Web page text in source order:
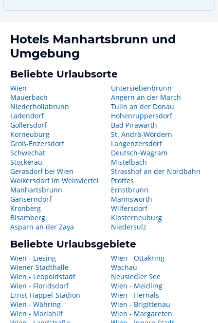
Hotels Manhartsbrunn und
Umgebung
Beliebte Urlaubsorte
Wien
Mauerbach
Niederhollabrunn
Ladendorf
Göllersdorf
Korneuburg
Groß-Enzersdorf
Schwechat
Stockerau
Gerasdorf bei Wien
Wolkersdorf im Weinviertel
Manhartsbrunn
Gänserndorf
Kronberg
Bisamberg
Asparn an der Zaya
Untersiebenbrunn
Angern an der March
Tulln an der Donau
Hohenruppersdorf
Bad Pirawarth
St. Andrä-Wördern
Langenzersdorf
Deutsch-Wagram
Mistelbach
Strasshof an der Nordbahn
Prottes
Ernstbrunn
Mannswörth
Wilfersdorf
Klosterneuburg
Niedersulz
Beliebte Urlaubsgebiete
Wien - Liesing
Wiener Stadthalle
Wien - Leopoldstadt
Wien - Floridsdorf
Ernst-Happel-Stadion
Wien - Währing
Wien - Mariahilf
Wien - Ottakring
Wachau
Neusiedler See
Wien - Meidling
Wien - Hernals
Wien - Brigittenau
Wien - Margareten